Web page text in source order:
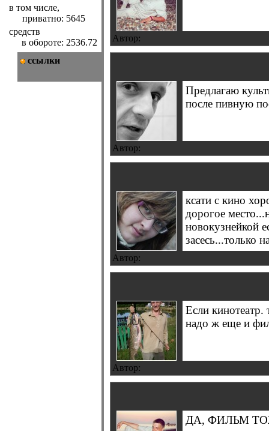
в том числе,
приватно: 5645
средств
в обороте: 2536.72
ссылки
Автор:
Предлагаю
после пивную
Автор:
ксати с кино
дорогое
новокузнейкой
засесь...только
Автор:
Если кинотеатр.
надо ж еще и
Автор:
ДА, ФИЛЬМ